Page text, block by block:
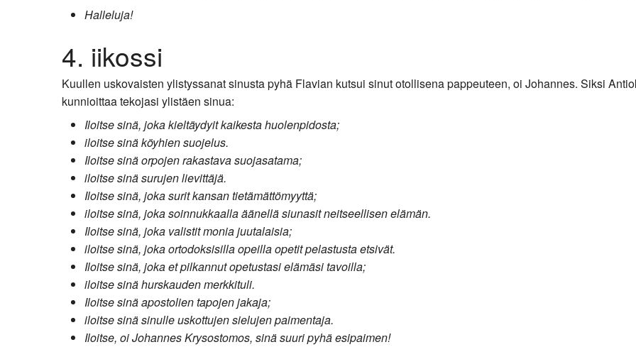
Halleluja!
4. iikossi
Kuullen uskovaisten ylistyssanat sinusta pyhä Flavian kutsui sinut otollisena pappeuteen, oi Johannes. Siksi
kunnioittaa tekojasi ylistäen sinua:
Iloitse sinä, joka kieltäydyit kaikesta huolenpidosta;
iloitse sinä köyhien suojelus.
Iloitse sinä orpojen rakastava suojasatama;
iloitse sinä surujen lievittäjä.
Iloitse sinä, joka surit kansan tietämättömyyttä;
iloitse sinä, joka soinnukkaalla äänellä siunasit neitseellisen elämän.
Iloitse sinä, joka valistit monia juutalaisia;
iloitse sinä, joka ortodoksisilla opeilla opetit pelastusta etsivät.
Iloitse sinä, joka et pilkannut opetustasi elämäsi tavoilla;
iloitse sinä hurskauden merkkituli.
Iloitse sinä apostolien tapojen jakaja;
iloitse sinä sinulle uskottujen sielujen paimentaja.
Iloitse, oi Johannes Krysostomos, sinä suuri pyhä esipaimen!